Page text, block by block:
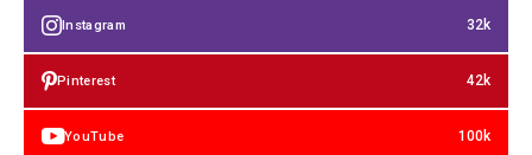
Instagram 32k
Pinterest 42k
YouTube 100k